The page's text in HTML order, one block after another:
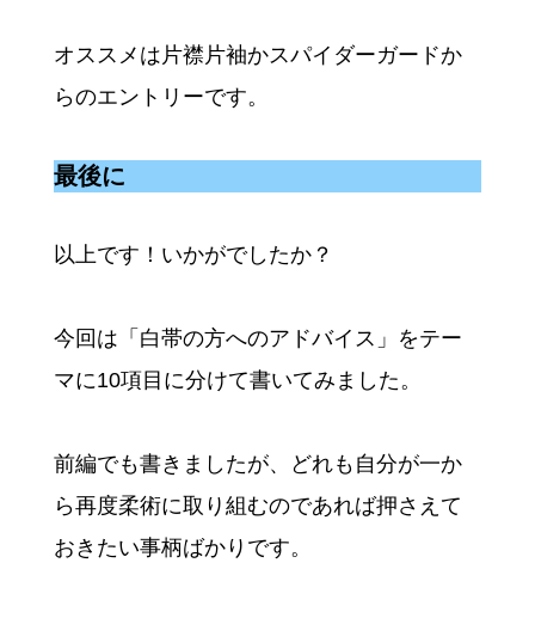
オススメは片襟片袖かスパイダーガードか
らのエントリーです。
最後に
以上です！いかがでしたか？
今回は「白帯の方へのアドバイス」をテー
マに10項目に分けて書いてみました。
前編でも書きましたが、どれも自分が一か
ら再度柔術に取り組むのであれば押さえて
おきたい事柄ばかりです。